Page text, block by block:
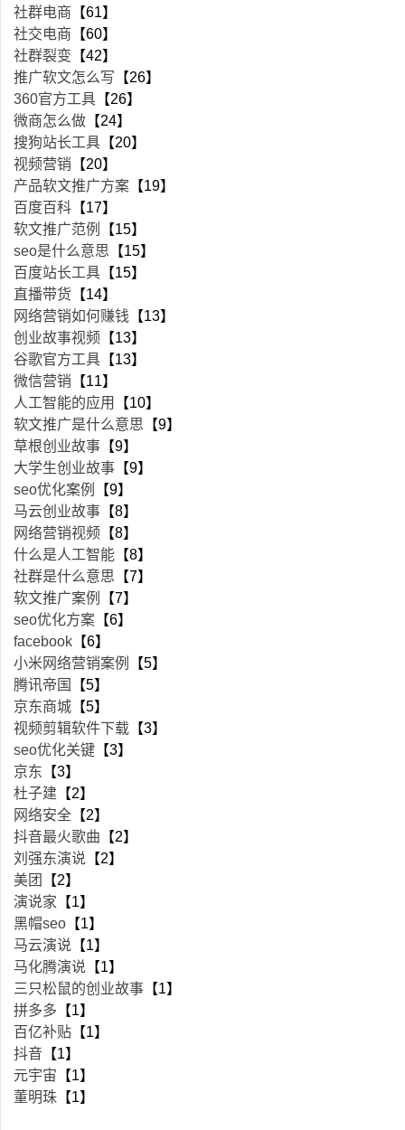
社群电商 【61】
社交电商 【60】
社群裂变 【42】
推广软文怎么写 【26】
360官方工具 【26】
微商怎么做 【24】
搜狗站长工具 【20】
视频营销 【20】
产品软文推广方案 【19】
百度百科 【17】
软文推广范例
【15】
seo是什么意思 【15】
百度站长工具 【15】
直播带货 【14】
网络营销如何赚钱 【13】
创业故事视频 【13】
谷歌官方工具 【13】
微信营销 【11】
人工智能的应用
【10】
软文推广是什么意思 【9】
草根创业故事 【9】
大学生创业故事 【9】
seo优化案例
【9】
马云创业故事 【8】
网络营销视频 【8】
什么是人工智能 【8】
社群是什么意思 【7】
软文推广案例
【7】
seo优化方案 【6】
facebook 【6】
小米网络营销案例
【5】
腾讯帝国
【5】
京东商城 【5】
视频剪辑软件下载 【3】
seo优化关键 【3】
京东 【3】
杜子建 【2】
网络安全 【2】
抖音最火歌曲 【2】
刘强东演说 【2】
美团
【2】
演说家 【1】
黑帽seo 【1】
马云演说 【1】
马化腾演说 【1】
三只松鼠的创业故事 【1】
拼多多 【1】
百亿补贴 【1】
抖音 【1】
元宇宙 【1】
董明珠 【1】